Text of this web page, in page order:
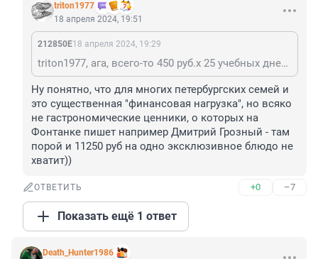
triton1977
18 апреля 2024, 19:51
212850Е18 апреля 2024, 19:29
triton1977, ага, всего-то 450 руб.х 25 учебных дней, итого 11250 руб. в месяц, только на школьное питание старшеклассника. А кто-то считает, что у среднего класса доход около 16 000 руб.
Ну понятно, что для многих петербургских семей и
это существенная "финансовая нагрузка", но всяко
не гастрономические ценники, о которых на
Фонтанке пишет например Дмитрий Грозный - там
порой и 11250 руб на одно эксклюзивное блюдо не
хватит))
ОТВЕТИТЬ +0 –7
Показать ещё 1 ответ
Death_Hunter1986